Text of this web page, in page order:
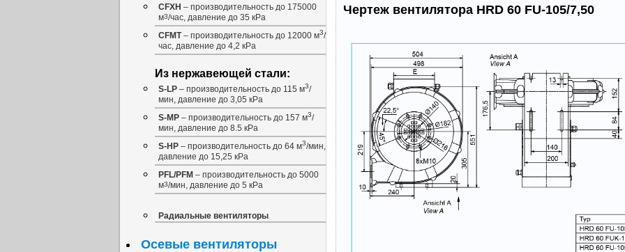
Чертеж вентилятора HRD 60 FU-105/7,50
CFXH – производительность до 175000
м3/час, давление до 35 кРа
CFMT– производительность до 12000 м3/
час, давление до 4,2 кРа
Из нержавеющей стали:
S-LP – производительность до 115 м3/
мин, давление до 3,05 кРа
S-MP – производительность до 157 м3/
мин, давление до 8.5 кРа
S-HP – производительность до 64 м3/мин,
давление до 15,25 кРа
PFL/PFM – производительность до 5000
м3/мин, давление до 5 кРа
Радиальные вентиляторы
Осевые вентиляторы